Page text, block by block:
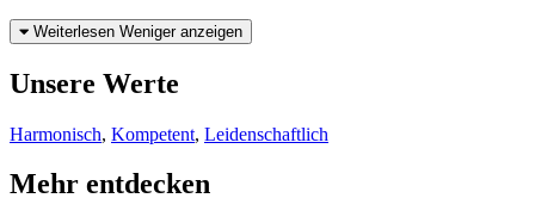
Weiterlesen Weniger anzeigen
Unsere Werte
Harmonisch, Kompetent, Leidenschaftlich
Mehr entdecken